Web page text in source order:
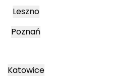
Leszno
Poznań
Katowice